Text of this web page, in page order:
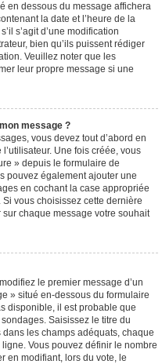
en dessous du message affichera
la date et l’heure de la
s’agit d’une modification
bien qu’ils puissent rédiger
Veuillez noter que les
leur propre message si une
message ?
vous devez tout d’abord en
Une fois créée, vous
» depuis le formulaire de
pouvez également ajouter une
en cochant la case appropriée
vous choisissez cette dernière
chaque message votre souhait
le premier message d’un
» situé en-dessous du formulaire
disponible, il est probable que
Saisissez le titre du
les champs adéquats, chaque
Vous pouvez définir le nombre
en modifiant, lors du vote, le